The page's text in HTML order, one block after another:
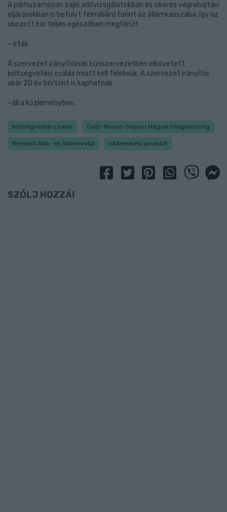
A párhuzamosan zajló adóvizsgálatokban és sikeres végrehajtási
eljárásokban is befolyt félmilliárd forint az államkasszába, így az
okozott kár teljes egészében megtérült
– írták.
A szervezet irányítóinak bűnszervezetben elkövetett
költségvetési csalás miatt kell felelniük. A szervezet irányítói
akár 20 év börtönt is kaphatnak
–áll a közleményben.
költségvetési csalás Győr-Moson-Sopron Megyei Főügyészség
Nemzeti Adó- és Vámhivatal vádemelési javaslat
SZÓLJ HOZZÁ!